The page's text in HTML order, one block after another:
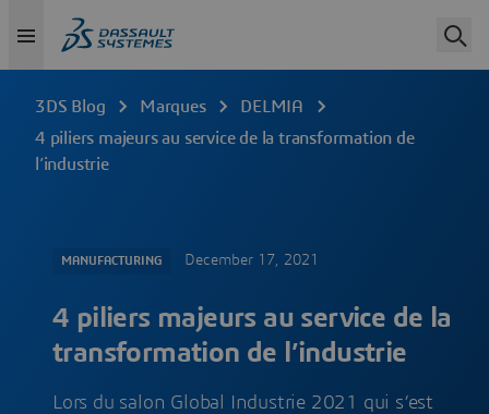
3DS Blog Marques
DELMIA
4 piliers majeurs au service de la transformation de
l’industrie
MANUFACTURING December 17, 2021
4 piliers majeurs au service de la
transformation de l’industrie
Lors du salon Global Industrie 2021 qui s’est